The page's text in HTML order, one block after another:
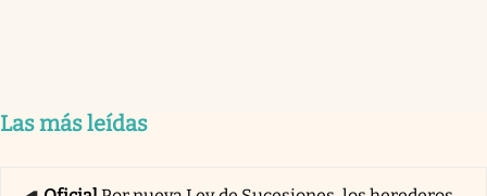
Las más leídas